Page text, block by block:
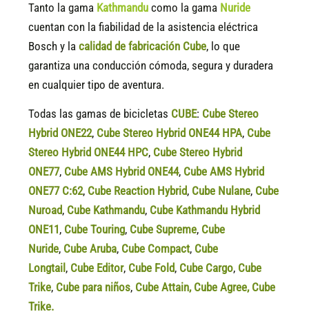
Tanto la gama Kathmandu como la gama Nuride
cuentan con la fiabilidad de la asistencia eléctrica
Bosch y lacalidad de fabricación Cube, lo que
garantiza una conducción cómoda, segura y duradera
en cualquier tipo de aventura.
Todas las gamas de bicicletas CUBE: Cube Stereo
Hybrid ONE22, Cube Stereo Hybrid ONE44 HPA, Cube
Stereo Hybrid ONE44 HPC, Cube Stereo Hybrid
ONE77, Cube AMS Hybrid ONE44, Cube AMS Hybrid
ONE77 C:62, Cube Reaction Hybrid, Cube Nulane, Cube
Nuroad, Cube Kathmandu, Cube Kathmandu Hybrid
ONE11, Cube Touring, Cube Supreme, Cube
Nuride, Cube Aruba, Cube Compact, Cube
Longtail , Cube Editor, Cube Fold, Cube Cargo, Cube
Trike, Cube para niños, Cube Attain, Cube Agree, Cube
Trike.